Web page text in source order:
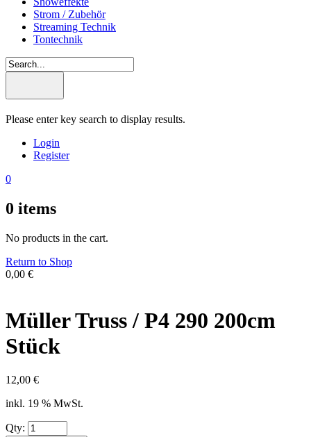
Strom / Zubehör
Streaming Technik
Tontechnik
Please enter key search to display results.
Login
Register
0
0 items
No products in the cart.
Return to Shop
0,00 €
Müller Truss / P4 290 200cm
Stück
12,00 €
inkl. 19 % MwSt.
Qty: